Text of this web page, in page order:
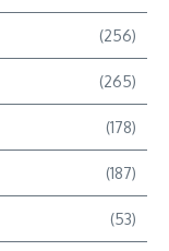
(256)
(265)
(178)
(187)
(53)